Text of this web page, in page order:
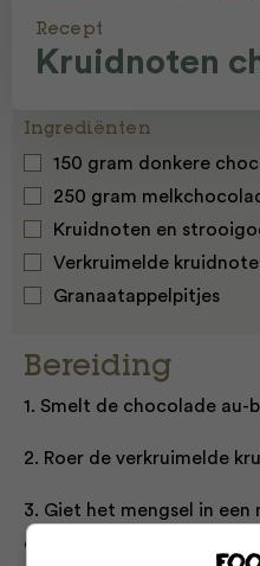
Recept
Kruidnoten
Ingrediënten
150 gram donkere
250 gram
Kruidnoten en
Verkruimelde
Granaatappelpitjes
Bereiding
1. Smelt de chocolade au-
2. Roer de verkruimelde
3. Giet het mengsel in een
cakevorm waarvan de